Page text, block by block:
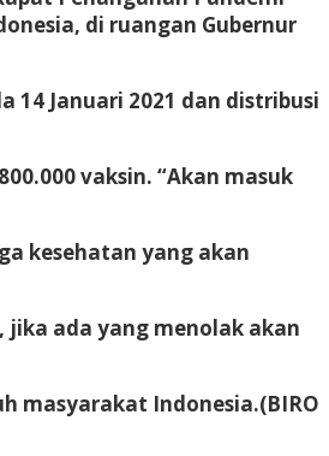
di ruangan Gubernur
Januari 2021 dan distribusi
vaksin. “Akan masuk
kesehatan yang akan
jika ada yang menolak akan
masyarakat Indonesia.(BIRO